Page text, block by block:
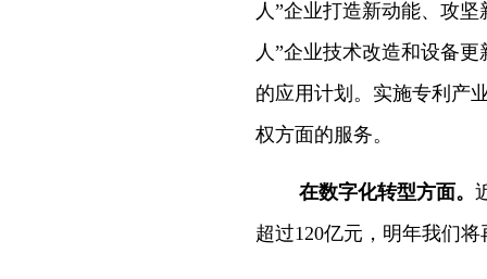
人”企业打造新动能、攻
人”企业技术改造和设备
的应用计划。实施专利产
权方面的服务。
在数字化转型方面。
超过120亿元，明年我们